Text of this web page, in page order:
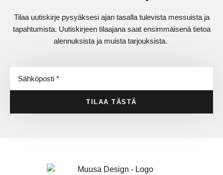
Tilaa uutiskirje pysyäksesi ajan tasalla tulevista messuista ja
tapahtumista. Uutiskirjeen tilaajana saat ensimmäisenä tietoa
alennuksista ja muista tarjouksista.
TILAA TÄSTÄ